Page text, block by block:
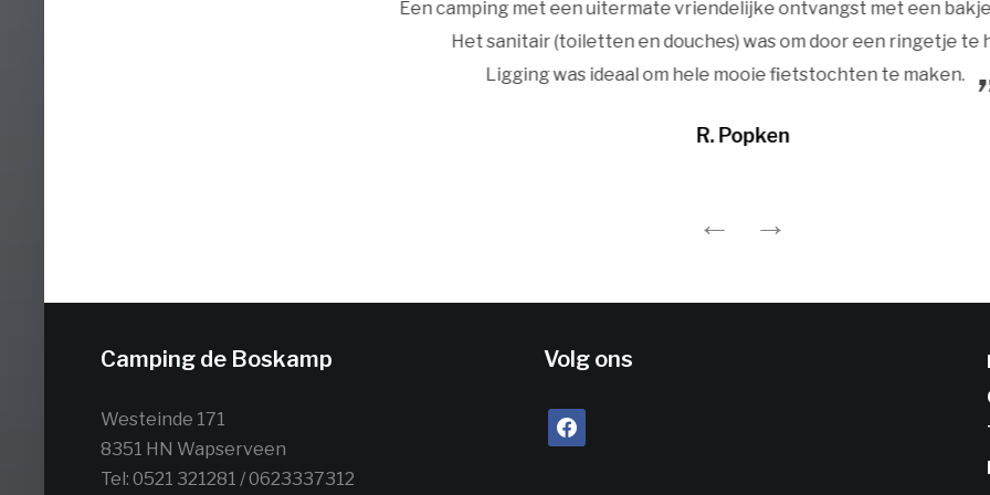
Een camping met een uitermate vriendelijke ontvangst met een
Het sanitair (toiletten en douches) was om door een ringetje te
Ligging was ideaal om hele mooie fietstochten te maken.
R. Popken
Camping de Boskamp
Westeinde 171
8351 HN Wapserveen
Tel: 0521 321281 / 0623337312
Volg ons
facebook